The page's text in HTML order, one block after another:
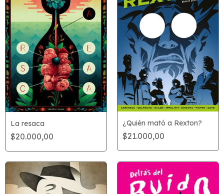
La resaca
$20.000,00
¿Quién mató a Rexton?
$21.000,00